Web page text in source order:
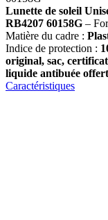
Lunette de soleil
RB4207 60158G –
Matière du cadre :
Indice de protection :
original, sac,
liquide antibuée
Caractéristiques